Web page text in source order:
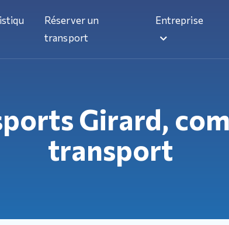
Réserver un
transport
Entreprise
Girard,
transport